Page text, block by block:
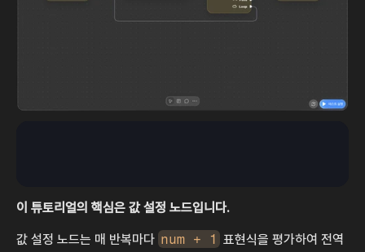
이 튜토리얼의 핵심은 값 설정 노드입니다.
값 설정 노드는 매 반복마다 num + 1 표현식을 평가하여 전역